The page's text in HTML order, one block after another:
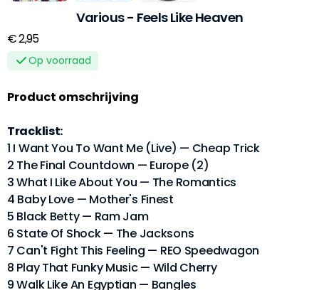
Various - Feels Like Heaven
€ 2,95
Op voorraad
Product omschrijving
Tracklist:
1 I Want You To Want Me (Live) — Cheap Trick
2 The Final Countdown — Europe (2)
3 What I Like About You — The Romantics
4 Baby Love — Mother's Finest
5 Black Betty — Ram Jam
6 State Of Shock — The Jacksons
7 Can't Fight This Feeling — REO Speedwagon
8 Play That Funky Music — Wild Cherry
9 Walk Like An Egyptian — Bangles